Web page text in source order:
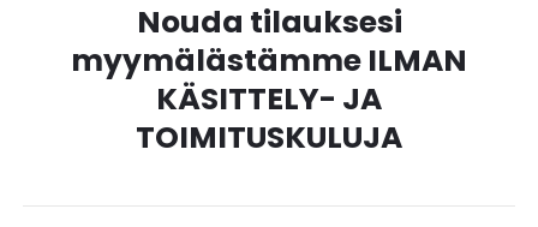
Nouda tilauksesi
myymälästämme ILMAN
KÄSITTELY- JA
TOIMITUSKULUJA